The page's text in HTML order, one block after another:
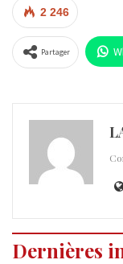
2 246
Partager
Dernières